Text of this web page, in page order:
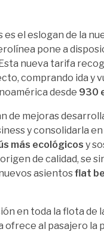
es el eslogan de la
pone a
nueva tarifa
comprando ida y
desde 930
de mejoras
y consolidarla
más ecológicos y
de calidad, se
asientosflat
en toda la flota de
ofrece al pasajero la